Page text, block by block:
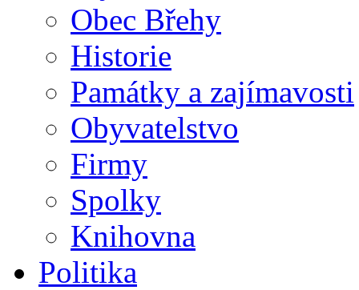
Obec Břehy
Historie
Památky a zajímavosti
Obyvatelstvo
Firmy
Spolky
Knihovna
Politika